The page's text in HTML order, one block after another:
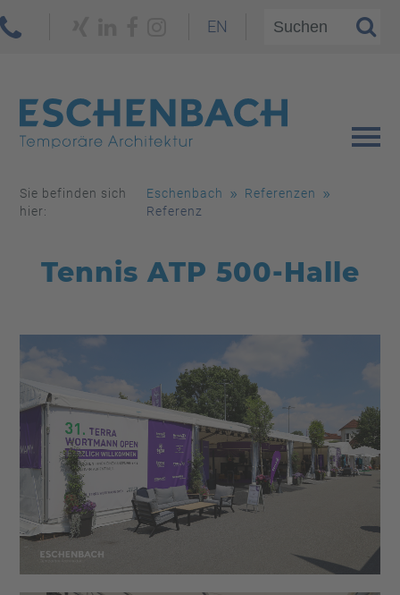
EN
Sie befinden sich
hier:
Eschenbach
Referenzen
Referenz
Tennis ATP 500-Halle